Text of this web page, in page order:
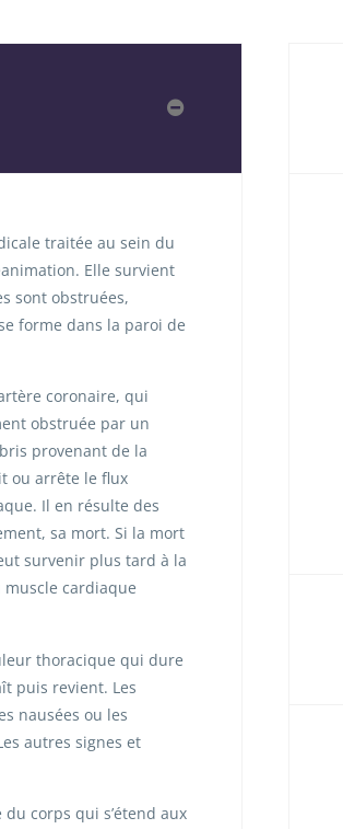
traitée au sein du
Elle survient
sont obstruées,
forme dans la paroi de
coronaire, qui
obstruée par un
provenant de la
ou arrête le flux
Il en résulte des
sa mort. Si la mort
survenir plus tard à la
muscle cardiaque
thoracique qui dure
puis revient. Les
nausées ou les
autres signes et
corps qui s’étend aux